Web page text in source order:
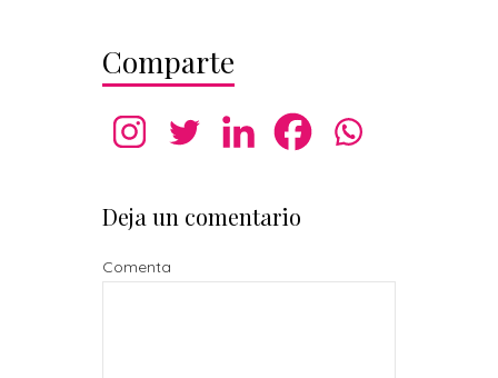
Comparte
Deja un comentario
Comenta